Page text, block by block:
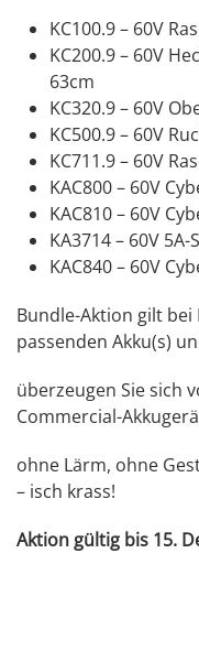
KC100.9 – 60V
KC200.9 – 60V
63cm
KC320.9 – 60V
KC500.9 – 60V
KC711.9 – 60V
KAC800 – 60V
KAC810 – 60V
KA3714 – 60V
KAC840 – 60V
Bundle-Aktion gilt bei
passenden Akku(s)
überzeugen Sie sich
Commercial-
ohne Lärm, ohne
– isch krass!
Aktion gültig bis 15.